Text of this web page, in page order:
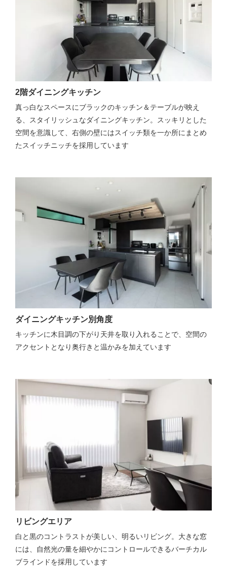
2階ダイニングキッチン
真っ白なスペースにブラックのキッチン＆テーブルが映え
る、スタイリッシュなダイニングキッチン。スッキリとした
空間を意識して、右側の壁にはスイッチ類を一か所にまとめ
たスイッチニッチを採用しています
ダイニングキッチン別角度
キッチンに木目調の下がり天井を取り入れることで、空間の
アクセントとなり奥行きと温かみを加えています
リビングエリア
白と黒のコントラストが美しい、明るいリビング。大きな窓
には、自然光の量を細やかにコントロールできるバーチカル
ブラインドを採用しています